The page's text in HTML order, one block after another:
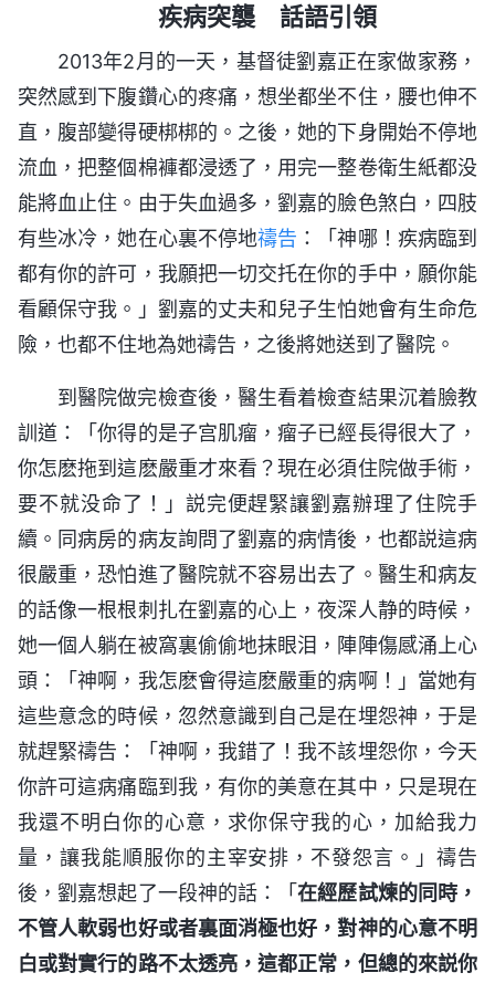
疾病突襲 話語引領
2013年2月的一天，基督徒劉嘉正在家做家務，
突然感到下腹鑽心的疼痛，想坐都坐不住，腰也伸不
直，腹部變得硬梆梆的。之後，她的下身開始不停地
流血，把整個棉褲都浸透了，用完一整卷衛生紙都没
能將血止住。由于失血過多，劉嘉的臉色煞白，四肢
有些冰冷，她在心裏不停地禱告 ：「神哪！疾病臨到
都有你的許可，我願把一切交托在你的手中，願你能
看顧保守我。」劉嘉的丈夫和兒子生怕她會有生命危
險，也都不住地為她禱告，之後將她送到了醫院。
到醫院做完檢查後，醫生看着檢查結果沉着臉教
訓道：「你得的是子宫肌瘤，瘤子已經長得很大了，
你怎麽拖到這麽嚴重才來看？現在必須住院做手術，
要不就没命了！」説完便趕緊讓劉嘉辦理了住院手
續。同病房的病友詢問了劉嘉的病情後，也都説這病
很嚴重，恐怕進了醫院就不容易出去了。醫生和病友
的話像一根根刺扎在劉嘉的心上，夜深人静的時候，
她一個人躺在被窩裏偷偷地抹眼泪，陣陣傷感涌上心
頭：「神啊，我怎麽會得這麽嚴重的病啊！」當她有
這些意念的時候，忽然意識到自己是在埋怨神，于是
就趕緊禱告：「神啊，我錯了！我不該埋怨你，今天
你許可這病痛臨到我，有你的美意在其中，只是現在
我還不明白你的心意，求你保守我的心，加給我力
量，讓我能順服你的主宰安排，不發怨言。」禱告
後，劉嘉想起了一段神的話：「在經歷試煉的同時，
不管人軟弱也好或者裏面消極也好，對神的心意不明
白或對實行的路不太透亮，這都正常，但總的來説你